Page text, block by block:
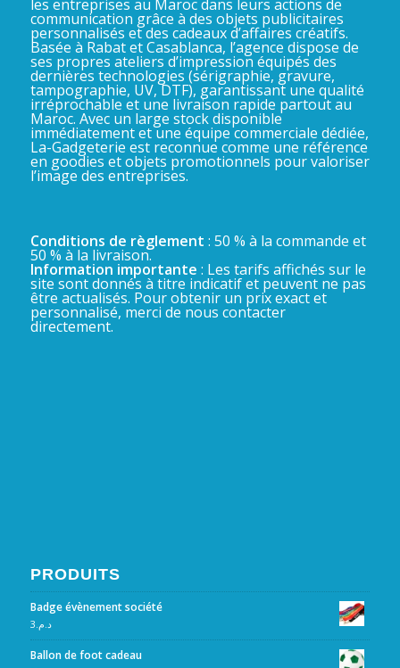
les entreprises au Maroc dans leurs actions de
communication grâce à des objets publicitaires
personnalisés et des cadeaux d’affaires créatifs.
Basée à Rabat et Casablanca, l’agence dispose de
ses propres ateliers d’impression équipés des
dernières technologies (sérigraphie, gravure,
tampographie, UV, DTF), garantissant une qualité
irréprochable et une livraison rapide partout au
Maroc. Avec un large stock disponible
immédiatement et une équipe commerciale dédiée,
La-Gadgeterie est reconnue comme une référence
en goodies et objets promotionnels pour valoriser
l’image des entreprises.
Conditions de règlement : 50 % à la commande et
50 % à la livraison.
Information importante : Les tarifs affichés sur le
site sont donnés à titre indicatif et peuvent ne pas
être actualisés. Pour obtenir un prix exact et
personnalisé, merci de nous contacter
directement.
PRODUITS
Badge évènement société
د.م. 3
Ballon de foot cadeau